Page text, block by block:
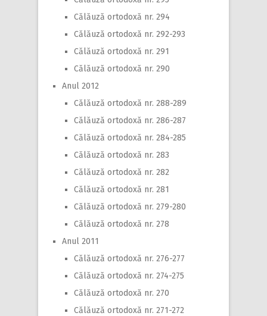
Călăuză ortodoxă nr. 294
Călăuză ortodoxă nr. 292-293
Călăuză ortodoxă nr. 291
Călăuză ortodoxă nr. 290
Anul 2012
Călăuză ortodoxă nr. 288-289
Călăuză ortodoxă nr. 286-287
Călăuză ortodoxă nr. 284-285
Călăuză ortodoxă nr. 283
Călăuză ortodoxă nr. 282
Călăuză ortodoxă nr. 281
Călăuză ortodoxă nr. 279-280
Călăuză ortodoxă nr. 278
Anul 2011
Călăuză ortodoxă nr. 276-277
Călăuză ortodoxă nr. 274-275
Călăuză ortodoxă nr. 270
Călăuză ortodoxă nr. 271-272